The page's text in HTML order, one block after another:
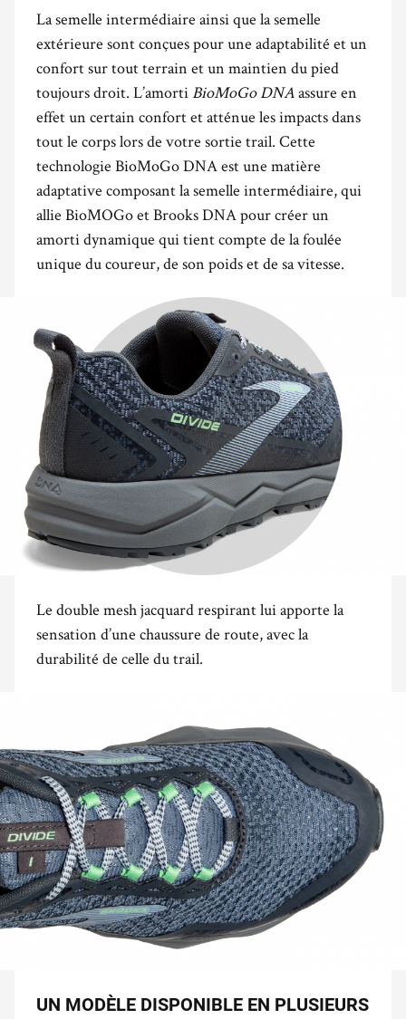
La semelle intermédiaire ainsi que la semelle
extérieure sont conçues pour une adaptabilité et un
confort sur tout terrain et un maintien du pied
toujours droit. L’amortiBioMoGo DNAassure en
effet un certain confort et atténue les impacts dans
tout le corps lors de votre sortie trail. Cette
technologie BioMoGo DNA est une matière
adaptative composant la semelle intermédiaire, qui
allie BioMOGo et Brooks DNA pour créer un
amorti dynamique qui tient compte de la foulée
unique du coureur, de son poids et de sa vitesse.
Le double mesh jacquard respirant lui apporte la
sensation d’une chaussure de route, avec la
durabilité de celle du trail.
UN MODÈLE DISPONIBLE EN PLUSIEURS